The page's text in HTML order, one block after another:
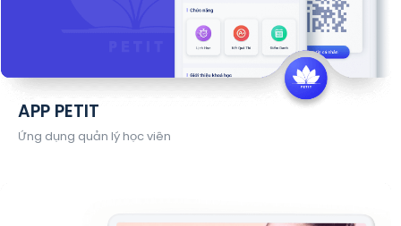
APP PETIT
Ứng dụng quản lý học viên